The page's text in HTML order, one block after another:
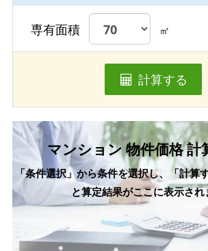
専有面積 ㎡
計算する
マンション 物件価格 計
「条件選択」から条件を選択し、「計算
と算定結果がここに表示され